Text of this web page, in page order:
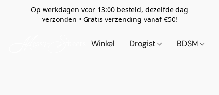
Op werkdagen voor 13:00 besteld, dezelfde dag
verzonden • Gratis verzending vanaf €50!
Winkel Drogist BDSM